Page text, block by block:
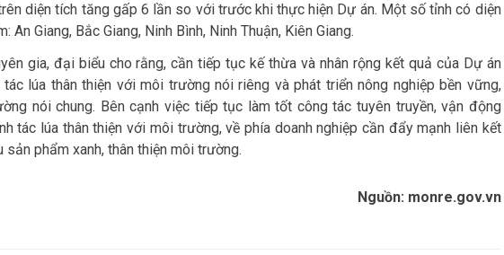
diện tích tăng gấp 6 lần so với trước khi thực hiện Dự án. Một số tỉnh có diện
An Giang, Bắc Giang, Ninh Bình, Ninh Thuận, Kiên Giang.
gia, đại biểu cho rằng, cần tiếp tục kế thừa và nhân rộng kết quả của Dự án
tác lúa thân thiện với môi trường nói riêng và phát triển nông nghiệp bền vững,
nói chung. Bên cạnh việc tiếp tục làm tốt công tác tuyên truyền, vận động
tác lúa thân thiện với môi trường, về phía doanh nghiệp cần đẩy mạnh liên kết
sản phẩm xanh, thân thiện môi trường.
Nguồn: monre.gov.vn